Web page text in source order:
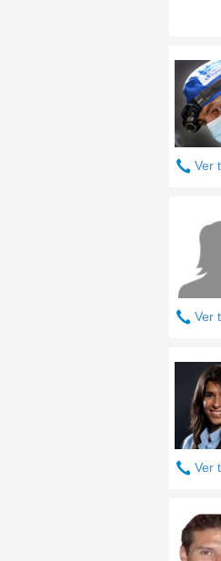
Ver
Ver
Ver